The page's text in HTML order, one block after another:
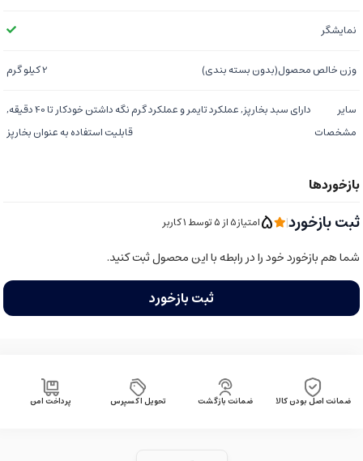
نمایشگر
وزن خالص محصول(بدون بسته بندی) 2 کیلو گرم
سایر
مشخصات
دارای سبد بخارپز, عملکرد تایمر و عملکرد گرم نگه داشتن خودکار تا 40 دقیقه,
قابلیت استفاده به عنوان بخارپز
ثبت بازخورد|
5امتیاز5 از ۵ توسط 1 کاربر
شما هم بازخورد خود را در رابطه با این محصول ثبت کنید.
ثبت بازخورد
ضمانت اصل بودن کالا ضمانت بازگشت تحویل اکسپرس پرداخت امن